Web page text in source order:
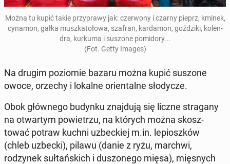
Można tu kupić takie przyprawy jak: cz­er­wony i czarny pieprz, kminek,
cynamon, gałka muszka­tołowa, szafran, kar­da­mon, goździ­ki, kolen­
dra, kurkuma i suszone po­mi­do­ry...
(Fot. Getty Images)
Na drugim poziomie bazaru można kupić suszone
owoce, orzechy i lokalne ori­en­talne słody­cze.
Obok głównego budynku zna­j­du­ją się liczne stra­gany
na ot­wartym powi­etrzu, na których można skosz­
tować potraw kuchni uzbeck­iej m.in. le­p­ioszków
(chleb uzbecki), pilawu (danie z ryżu, marchwi,
rodzynek suł­tańs­kich i dus­zonego mięsa), mięs­nych